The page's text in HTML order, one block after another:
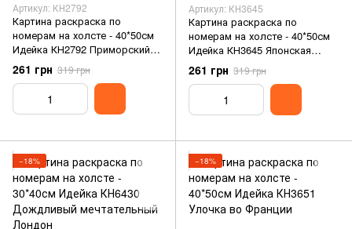
Артикул: КН2792
Картина раскраска по
номерам на холсте - 40*50см
Идейка КН2792 Приморский
город
261 грн 319 грн
Артикул: КН3645
Картина раскраска по
номерам на холсте - 40*50см
Идейка КН3645 Японская
улочка
261 грн 319 грн
−18% −18%